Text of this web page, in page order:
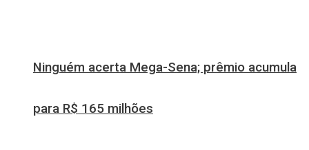
Ninguém acerta Mega-Sena; prêmio acumula
para R$ 165 milhões